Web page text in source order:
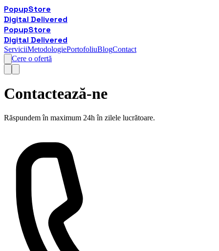
PopupStore
Digital Delivered
PopupStore
Digital Delivered
ServiciiMetodologiePortofoliuBlogContact
Cere o ofertă
Contactează-ne
Răspundem în maximum 24h în zilele lucrătoare.